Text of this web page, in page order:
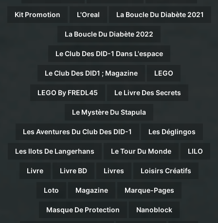
Kit Promotion L'Oreal La Boucle Du Diabète 2021
La Boucle Du Diabète 2022
Le Club Des DID-1 Dans L'espace
Le Club Des DID1 ; Magazine LEGO
LEGO By FREDL45 Le Livre Des Secrets
Le Mystère Du Stapula
Les Aventures Du Club Des DID-1 Les Déglingos
Les Ilots De Langerhans Le Tour Du Monde LILO
Livre Livre BD Livres Loisirs Créatifs
Loto Magazine Marque-Pages
Masque De Protection Nanoblock